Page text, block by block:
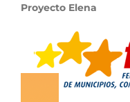
Proyecto Elena